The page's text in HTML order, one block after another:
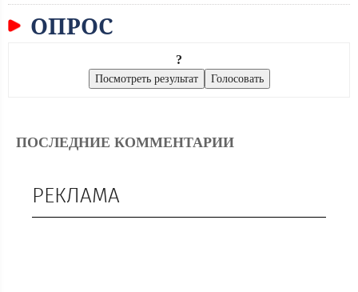
ОПРОС
?
ПОСЛЕДНИЕ КОММЕНТАРИИ
РЕКЛАМА